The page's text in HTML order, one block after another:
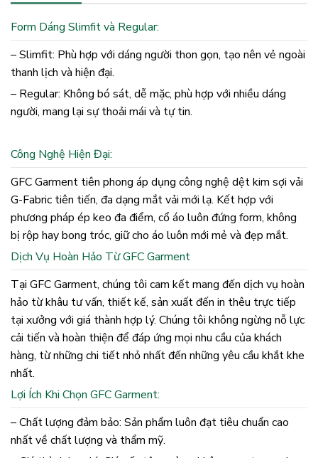
Form Dáng Slimfit và Regular:
– Slimfit: Phù hợp với dáng người thon gọn, tạo nên vẻ ngoài
thanh lịch và hiện đại.
– Regular: Không bó sát, dễ mặc, phù hợp với nhiều dáng
người, mang lại sự thoải mái và tự tin.
Công Nghệ Hiện Đại:
GFC Garment tiên phong áp dụng công nghệ dệt kim sợi vải
G-Fabric tiên tiến, đa dạng mắt vải mới lạ. Kết hợp với
phương pháp ép keo đa điểm, cổ áo luôn đứng form, không
bị rộp hay bong tróc, giữ cho áo luôn mới mẻ và đẹp mắt.
Dịch Vụ Hoàn Hảo Từ GFC Garment
Tại GFC Garment, chúng tôi cam kết mang đến dịch vụ hoàn
hảo từ khâu tư vấn, thiết kế, sản xuất đến in thêu trực tiếp
tại xưởng với giá thành hợp lý. Chúng tôi không ngừng nỗ lực
cải tiến và hoàn thiện để đáp ứng mọi nhu cầu của khách
hàng, từ những chi tiết nhỏ nhất đến những yêu cầu khắt khe
nhất.
Lợi Ích Khi Chọn GFC Garment:
– Chất lượng đảm bảo: Sản phẩm luôn đạt tiêu chuẩn cao
nhất về chất lượng và thẩm mỹ.